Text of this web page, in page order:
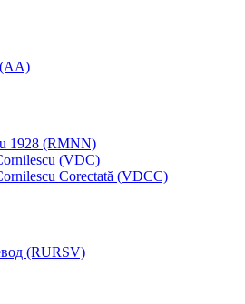
1928 (RMNN)
(VDC)
Corectată (VDCC)
(RURSV)